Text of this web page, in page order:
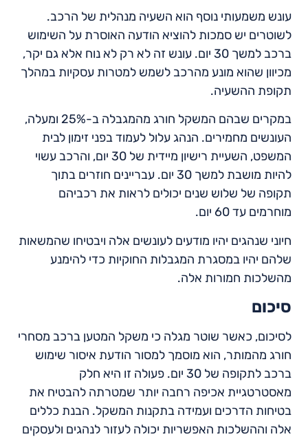
עונש משמעותי נוסף הוא השעיה מנהלית של הרכב.
לשוטרים יש סמכות להוציא הודעה האוסרת על השימוש
ברכב למשך 30 יום. עונש זה לא רק לא נוח אלא גם יקר,
מכיוון שהוא מונע מהרכב לשמש למטרות עסקיות במהלך
תקופת ההשעיה.
במקרים שבהם המשקל חורג מהמגבלה ב-25% ומעלה,
העונשים מחמירים. הנהג עלול לעמוד בפני זימון לבית
המשפט, השעיית רישיון מיידית של 30 יום, והרכב עשוי
להיות מושבת למשך 30 יום. עבריינים חוזרים בתוך
תקופה של שלוש שנים יכולים לראות את רכביהם
מוחרמים עד 60 יום.
חיוני שנהגים יהיו מודעים לעונשים אלה ויבטיחו שהמשאות
שלהם יהיו במסגרת המגבלות החוקיות כדי להימנע
מהשלכות חמורות אלה.
סיכום
לסיכום, כאשר שוטר מגלה כי משקל המטען ברכב מסחרי
חורג מהמותר, הוא מוסמך למסור הודעת איסור שימוש
ברכב לתקופה של 30 יום. פעולה זו היא חלק
מאסטרטגיית אכיפה רחבה יותר שמטרתה להבטיח את
בטיחות הדרכים ועמידה בתקנות המשקל. הבנת כללים
אלה וההשלכות האפשריות יכולה לעזור לנהגים ולעסקים